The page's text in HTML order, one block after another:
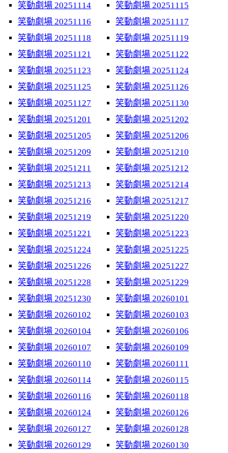
笑動劇場 20251114
笑動劇場 20251115
笑動劇場 20251116
笑動劇場 20251117
笑動劇場 20251118
笑動劇場 20251119
笑動劇場 20251121
笑動劇場 20251122
笑動劇場 20251123
笑動劇場 20251124
笑動劇場 20251125
笑動劇場 20251126
笑動劇場 20251127
笑動劇場 20251130
笑動劇場 20251201
笑動劇場 20251202
笑動劇場 20251205
笑動劇場 20251206
笑動劇場 20251209
笑動劇場 20251210
笑動劇場 20251211
笑動劇場 20251212
笑動劇場 20251213
笑動劇場 20251214
笑動劇場 20251216
笑動劇場 20251217
笑動劇場 20251219
笑動劇場 20251220
笑動劇場 20251221
笑動劇場 20251223
笑動劇場 20251224
笑動劇場 20251225
笑動劇場 20251226
笑動劇場 20251227
笑動劇場 20251228
笑動劇場 20251229
笑動劇場 20251230
笑動劇場 20260101
笑動劇場 20260102
笑動劇場 20260103
笑動劇場 20260104
笑動劇場 20260106
笑動劇場 20260107
笑動劇場 20260109
笑動劇場 20260110
笑動劇場 20260111
笑動劇場 20260114
笑動劇場 20260115
笑動劇場 20260116
笑動劇場 20260118
笑動劇場 20260124
笑動劇場 20260126
笑動劇場 20260127
笑動劇場 20260128
笑動劇場 20260129
笑動劇場 20260130